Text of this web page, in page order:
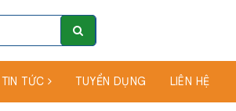
TIN TỨC TUYỂN DỤNG LIÊN HỆ